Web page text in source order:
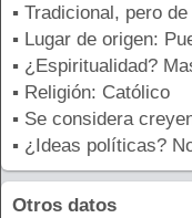
▪ Tradicional, pero
▪ Lugar de origen:
▪ ¿Espiritualidad?
▪ Religión: Católico
▪ Se considera
▪ ¿Ideas políticas?
Otros datos